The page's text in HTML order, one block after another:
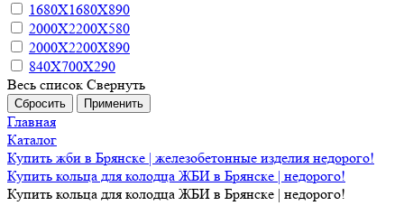
1680Х1680Х890
2000Х2200Х580
2000Х2200Х890
840Х700Х290
Весь список Свернуть
Главная
Каталог
Купить жби в Брянске | железобетонные изделия недорого!
Купить кольца для колодца ЖБИ в Брянске | недорого!
Купить кольца для колодца ЖБИ в Брянске | недорого!